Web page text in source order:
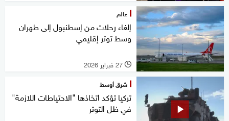
عالم
إلغاء رحلات من إسطنبول إلى طهران
وسط توتر إقليمي
l 27 فبراير 2026
شرق أوسط
تركيا تؤكد اتخاذها "الاحتياطات اللازمة"
في ظل التوتر